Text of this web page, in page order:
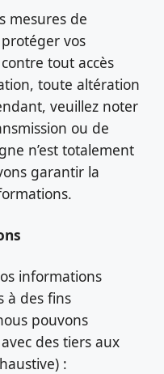
mesures de
vos
tout accès
toute altération
veuillez noter
ou de
n’est totalement
garantir la
informations
à des fins
pouvons
des tiers aux
: